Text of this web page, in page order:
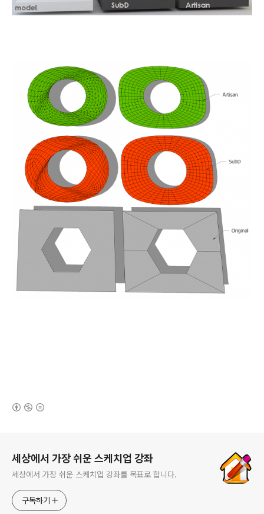
세상에서 가장 쉬운 스케치업 강좌
세상에서 가장 쉬운 스케치업 강좌를 목표로 합니다.
구독하기